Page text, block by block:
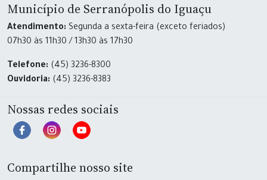
Município de Serranópolis do Iguaçu
Atendimento: Segunda a sexta-feira (exceto feriados)
07h30 às 11h30 / 13h30 às 17h30
Telefone: (45) 3236-8300
Ouvidoria: (45) 3236-8383
Nossas redes sociais
Compartilhe nosso site